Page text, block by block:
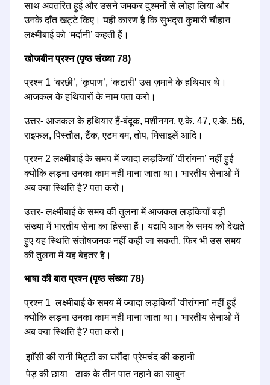
साथ अवतरित हुई और उसने जमकर दुश्मनों से लोहा लिया और
उनके दाँत खट्टे किए। यही कारण है कि सुभद्रा कुमारी चौहान
लक्ष्मीबाई को ‘मर्दानी’ कहती हैं।
खोजबीन प्रश्न (पृष्ठ संख्या 78)
प्रश्न 1 ‘बरछी’, ‘कृपाण’, ‘कटारी’ उस ज़माने के हथियार थे।
आजकल के हथियारों के नाम पता करो।
उत्तर- आजकल के हथियार हैं-बंदूक, मशीनगन, ए.के. 47, ए.के. 56,
राइफल, पिस्तौल, टैंक, एटम बम, तोप, मिसाइलें आदि।
प्रश्न 2 लक्ष्मीबाई के समय में ज्यादा लड़कियाँ ‘वीरांगना’ नहीं हुईं
क्योंकि लड़ना उनका काम नहीं माना जाता था। भारतीय सेनाओं में
अब क्या स्थिति है? पता करो।
उत्तर- लक्ष्मीबाई के समय की तुलना में आजकल लड़कियाँ बड़ी
संख्या में भारतीय सेना का हिस्सा हैं। यद्यपि आज के समय को देखते
हुए यह स्थिति संतोषजनक नहीं कही जा सकती, फिर भी उस समय
की तुलना में यह बेहतर है।
भाषा की बात प्रश्न (पृष्ठ संख्या 78)
प्रश्न 1 लक्ष्मीबाई के समय में ज्यादा लड़कियाँ ‘वीरांगना’ नहीं हुईं
क्योंकि लड़ना उनका काम नहीं माना जाता था। भारतीय सेनाओं में
अब क्या स्थिति है? पता करो।
झाँसी की रानी मिट्टी का घरौंदा प्रेमचंद की कहानी
पेड़ की छाया
ढाक के तीन पात नहाने का साबुन